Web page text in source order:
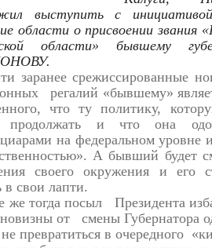
выступить с
области о присвоении
области» бывшему
заранее срежиссированные
регалий «бывшему»
что ту политику,
продолжать и что она
на федеральном уровне
А бывший будет
своего окружения и его
в свои лапти.
же тогда посыл
Президента
от
смены Губернатора
превратиться в очередного